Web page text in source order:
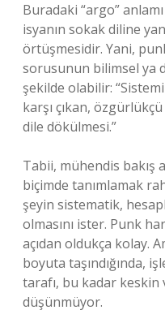
Buradaki “argo”
isyanın sokak diline
örtüşmesidir. Yani,
sorusunun bilimsel ya
şekilde olabilir:
karşı çıkan,
dile dökülmesi.”
Tabii, mühendis bakış
biçimde tanımlamak
şeyin sistematik,
olmasını ister. Punk
açıdan oldukça kolay.
boyuta taşındığında,
tarafı, bu kadar keskin
düşünmüyor.